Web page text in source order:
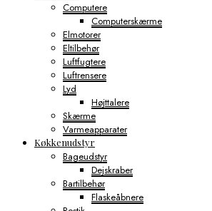
Computere
Computerskærme
Elmotorer
Eltilbehør
Luftfugtere
Luftrensere
Lyd
Højttalere
Skærme
Varmeapparater
Køkkenudstyr
Bageudstyr
Dejskraber
Bartilbehør
Flaskeåbnere